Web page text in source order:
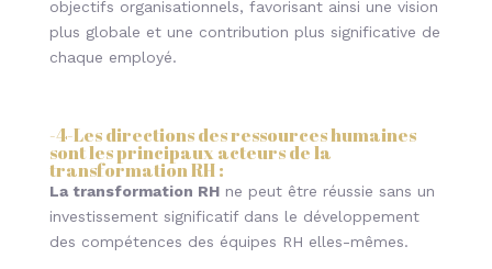
objectifs organisationnels, favorisant ainsi une vision
plus globale et une contribution plus significative de
chaque employé.
-4-Les directions des ressources humaines
sont les principaux acteurs de la
transformation RH:
La transformation RHne peut être réussie sans un
investissement significatif dans le développement
des compétences des équipes RH elles-mêmes.